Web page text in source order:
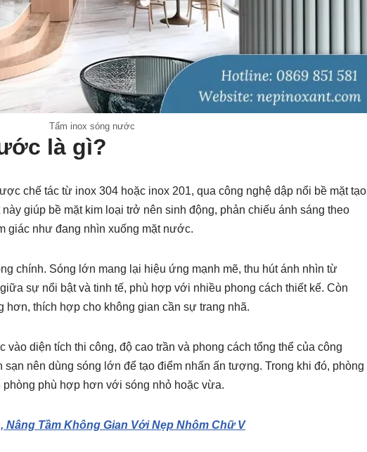
Tấm inox sóng nước
là gì?
chế tác từ inox 304 hoặc inox 201, qua công nghệ dập nổi bề mặt tạo
giúp bề mặt kim loại trở nên sinh động, phản chiếu ánh sáng theo
giác như đang nhìn xuống mặt nước.
chính. Sóng lớn mang lại hiệu ứng mạnh mẽ, thu hút ánh nhìn từ
sự nổi bật và tinh tế, phù hợp với nhiều phong cách thiết kế. Còn
hơn, thích hợp cho không gian cần sự trang nhã.
diện tích thi công, độ cao trần và phong cách tổng thể của công
nên dùng sóng lớn để tạo điểm nhấn ấn tượng. Trong khi đó, phòng
phù hợp hơn với sóng nhỏ hoặc vừa.
Nâng Tầm Không Gian Với Nẹp Nhôm Chữ V